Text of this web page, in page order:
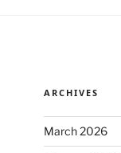
ARCHIVES
March 2026